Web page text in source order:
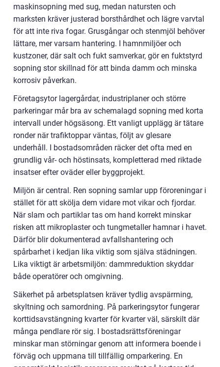
maskinsopning med sug, medan natursten och
marksten kräver justerad borsthårdhet och lägre varvtal
för att inte riva fogar. Grusgångar och stenmjöl behöver
lättare, mer varsam hantering. I hamnmiljöer och
kustzoner, där salt och fukt samverkar, gör en fuktstyrd
sopning stor skillnad för att binda damm och minska
korrosiv påverkan.
Företagsytor lagergårdar, industriplaner och större
parkeringar mår bra av schemalagd sopning med korta
intervall under högsäsong. Ett vanligt upplägg är tätare
ronder när trafiktoppar väntas, följt av glesare
underhåll. I bostadsområden räcker det ofta med en
grundlig vår- och höstinsats, kompletterad med riktade
insatser efter oväder eller byggprojekt.
Miljön är central. Ren sopning samlar upp föroreningar i
stället för att skölja dem vidare mot vikar och fjordar.
När slam och partiklar tas om hand korrekt minskar
risken att mikroplaster och tungmetaller hamnar i havet.
Därför blir dokumenterad avfallshantering och
spårbarhet i kedjan lika viktig som själva städningen.
Lika viktigt är arbetsmiljön: dammreduktion skyddar
både operatörer och omgivning.
Säkerhet på arbetsplatsen kräver tydlig avspärrning,
skyltning och samordning. På parkeringsytor fungerar
korttidsavstängning kvarter för kvarter väl, särskilt där
många pendlare rör sig. I bostadsrättsföreningar
minskar man störningar genom att informera boende i
förväg och uppmana till tillfällig omparkering. En